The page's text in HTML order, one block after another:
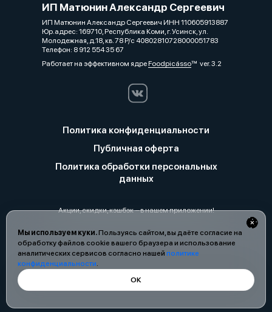
Мы используем куки.Пользуясь сайтом, вы даёте согласие на
обработку файлов cookie вашего браузера и использование
аналитических сервисов согласно нашей политике
конфиденциальности.
ОК
ИП Матюнин Александр Сергеевич
ИП Матюнин Александр Сергеевич ИНН 110605913887
Юр.адрес: 169710, Республика Коми, г. Усинск, ул.
Молодежная, д.18, кв. 78 Р/с 40802810728000051783
Телефон: 8 912 554 35 67
Работает на эффективном ядреFoodpicássover. 3.2
Политика конфиденциальности
Публичная оферта
Политика обработки персональных
данных
Акции, скидки, кэшбэк − в нашем приложении!